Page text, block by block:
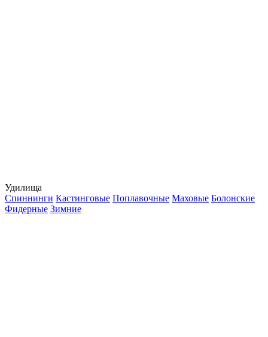
Удилища
Спиннинги Кастинговые Поплавочные Маховые Болонские
Фидерные Зимние